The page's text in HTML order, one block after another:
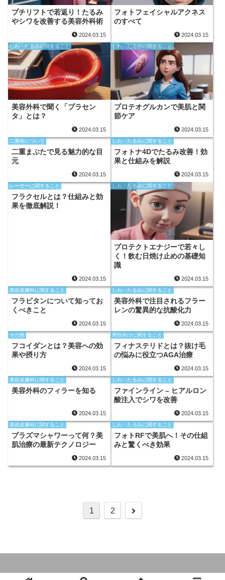
プチリフトで若返り！たるみ
やシワを改善する美容外科術
2024.03.15
フォトフェイシャルアクネス
のすべて
2024.03.15
しわ・たるみに関すること
美容外科で聞く「プラセン
タ」とは？
2024.03.15
しわ・たるみに関すること
プロテオグルカンで美肌と関
節ケア
2024.03.15
二重術について
二重まぶたで見る魅力的な目
元
2024.03.15
しわ・たるみに関すること
フォトナ4Dでたるみ改善！効
果と仕組みを解説
2024.03.15
レーザーに関すること
フラクセルとは？仕組みと効
果を徹底解説！
2024.03.15
しわ・たるみに関すること
プロテクトエナジーで若々し
く！飲む日焼け止めの基礎知
識
2024.03.15
美容皮膚科に関すること
フラビタンについて知ってお
くべきこと
2024.03.15
しわ・たるみに関すること
美容外科で注目されるフラー
レンの驚異的な抗酸化力
2024.03.15
その他
フコイダンとは？美容への効
果や摂り方
2024.03.15
男性向けに関すること
フィナステリドとは？抜け毛
の悩みに役立つAGA治療
2024.03.15
美容皮膚科に関すること
美容外科のフィラーを知る
2024.03.15
しわ・たるみに関すること
ファインライン – ヒアルロン
酸注入でシワを改善
2024.03.15
美容皮膚科に関すること
プラズマシャワーって何？美
肌治療の最新テクノロジー
2024.03.15
しわ・たるみに関すること
フォトRFで美肌へ！その仕組
みと驚くべき効果
2024.03.15
1 2
次